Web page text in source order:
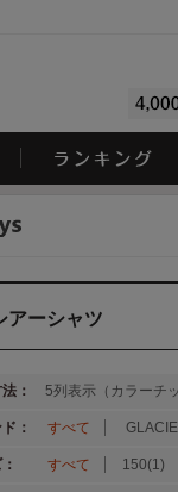
アーシャツ
： 5列表示（カラーチ
： すべて
すべて 150(1)